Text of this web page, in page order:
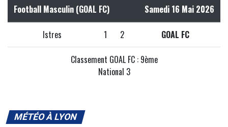
Football Masculin (GOAL FC) Samedi 16 Mai 2026
Istres 1 2 GOAL FC
Classement GOAL FC : 9ème
National 3
MÉTÉO À LYON